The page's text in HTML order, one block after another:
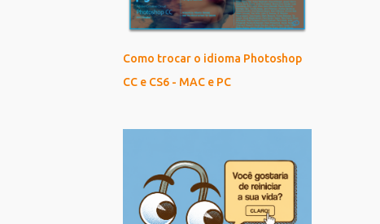
Como trocar o idioma Photoshop
CC e CS6 - MAC e PC